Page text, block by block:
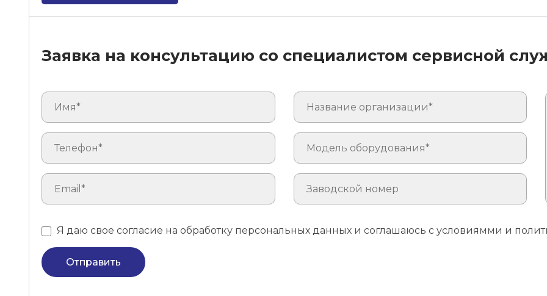
Заявка на консультацию со специалистом сервисной
Я даю свое согласие на обработку персональных данных и соглашаюсь с условиямми и
Отправить